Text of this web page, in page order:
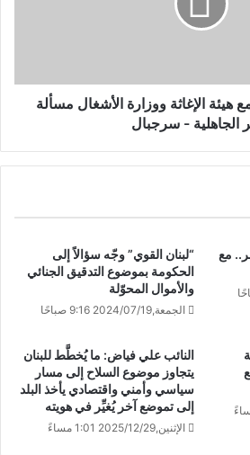
هيئة الإغاثة ووزارة الأشغال مسألة
الجاهلية - سرجبال
مع
“لبنان القوي” وجّه سؤالاً إلى
الحكومة بموضوع التدقيق الجنائي
والأموال المحوّلة
الجمعة,2024/07/19 9:16 صباحًا
النائب علي فياض: ما يُخطَّط للبنان
يتجاوز موضوع السلاح إلى مسار
سياسي وأمني واقتصادي يأخذ البلد
إلى تموضع آخر يُغيِّر في هويته
الإثنين,2025/12/29 1:01 مساءً